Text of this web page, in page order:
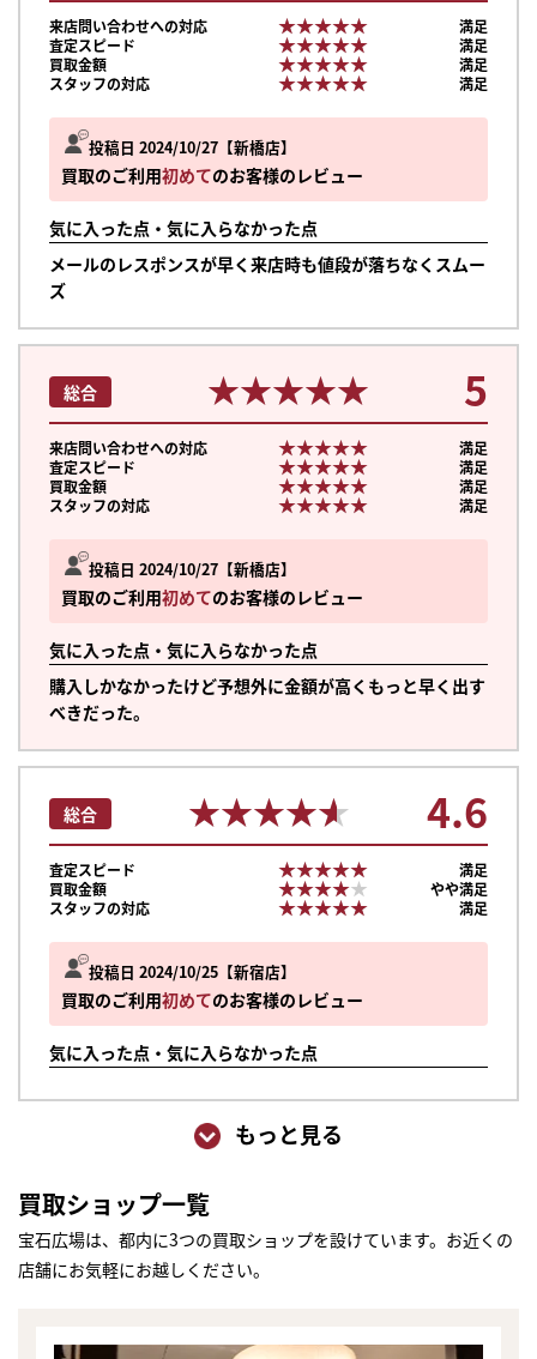
投稿日 2024/10/27 新橋店
買取のご利用初めてのお客様のレビュー
気に入った点・気に入らなかった点
メールのレスポンスが早く来店時も値段が落ちなくスムー
ズ
来店問い合わせへの対応 ★★★★★
★★★★★
満足
査定スピード
★★★★★
★★★★★
満足
買取金額
★★★★★
★★★★★
満足
スタッフの対応
★★★★★
★★★★★ 満足
投稿日 2024/10/27 新橋店
買取のご利用初めてのお客様のレビュー
気に入った点・気に入らなかった点
購入しかなかったけど予想外に金額が高くもっと早く出す
べきだった。
総合 ★★★★★
★★★★★ 5
来店問い合わせへの対応 ★★★★★
★★★★★
満足
査定スピード
★★★★★
★★★★★
満足
買取金額
★★★★★
★★★★★
満足
スタッフの対応
★★★★★
★★★★★ 満足
投稿日 2024/10/25 新宿店
買取のご利用初めてのお客様のレビュー
気に入った点・気に入らなかった点
総合 ★★★★★
★★★★★ 4.6
査定スピード ★★★★★
★★★★★
満足
買取金額
★★★★★
★★★★★
やや満足
スタッフの対応
★★★★★
★★★★★ 満足
もっと見る
買取ショップ一覧
宝石広場は、都内に3つの買取ショップを設けています。お近くの
店舗にお気軽にお越しください。